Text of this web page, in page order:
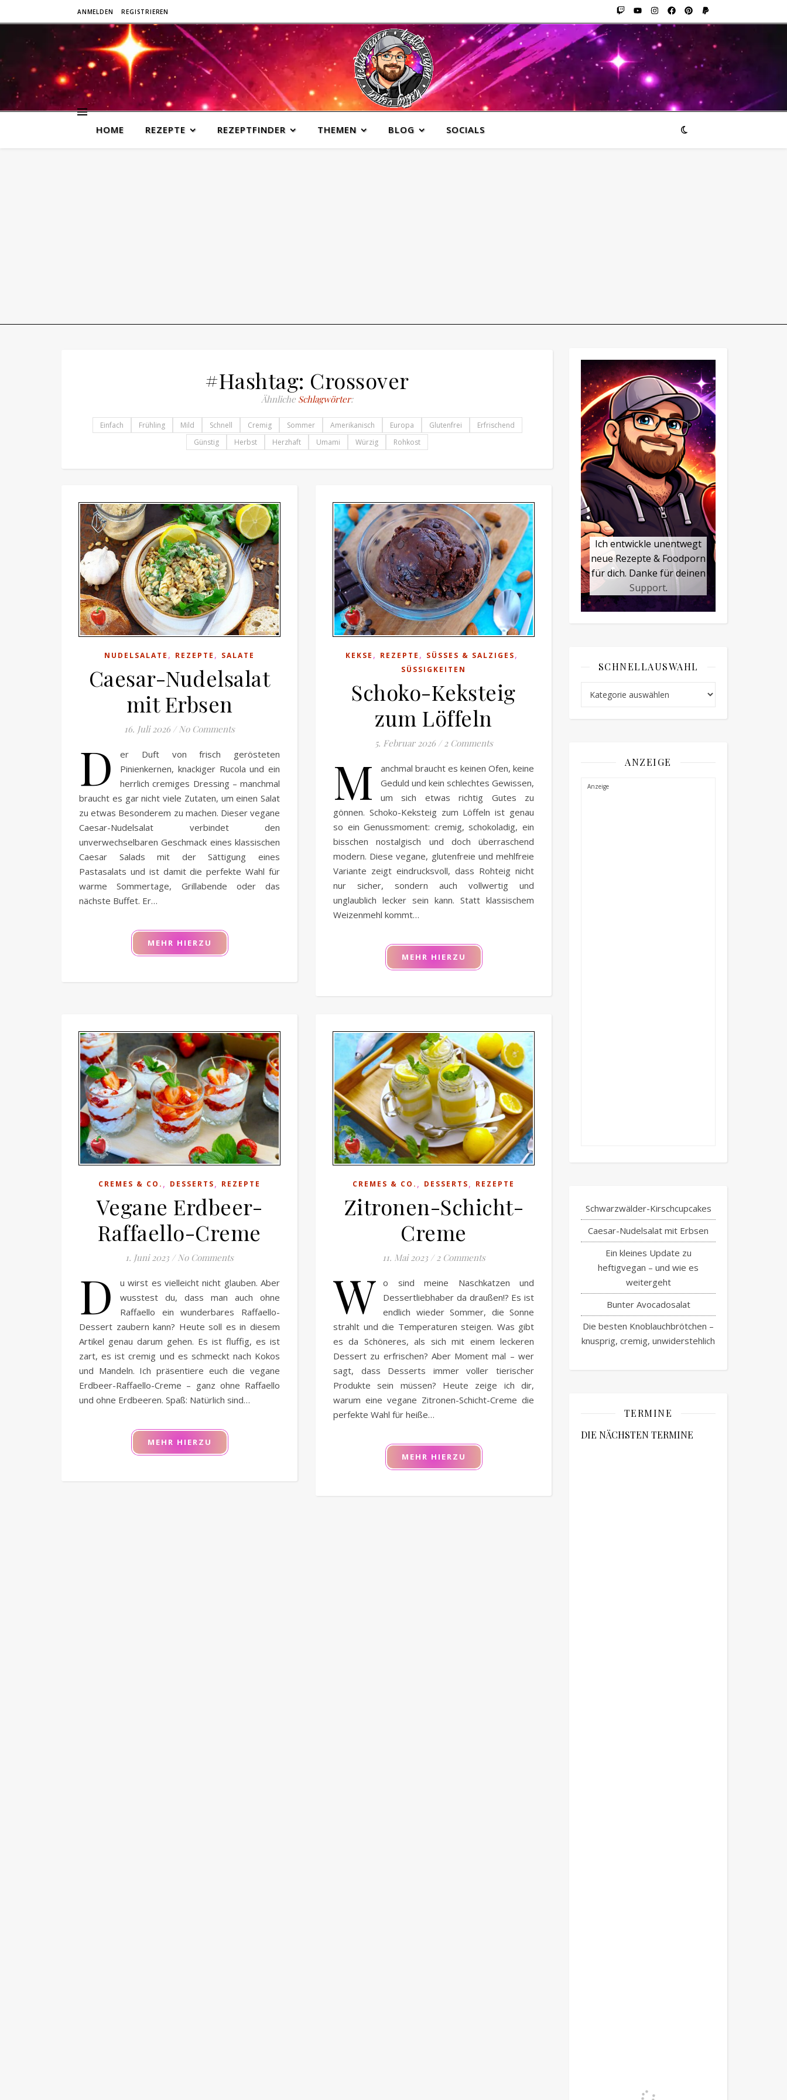
ANMELDEN REGISTRIEREN
HOME REZEPTE REZEPTFINDER THEMEN BLOG SOCIALS
#Hashtag: Crossover
Ähnliche Schlagwörter:
Einfach Frühling Mild Schnell Cremig Sommer Amerikanisch Europa Glutenfrei
Erfrischend
Günstig
Herbst Herzhaft Umami Würzig Rohkost
NUDELSALATE , REZEPTE , SALATE
Caesar-Nudelsalat
mit Erbsen
16. Juli 2026 / No Comments
D
er Duft von frisch gerösteten
Pinienkernen, knackiger Rucola und ein
herrlich cremiges Dressing – manchmal
braucht es gar nicht viele Zutaten, um einen Salat
zu etwas Besonderem zu machen. Dieser vegane
Caesar-Nudelsalat verbindet den
unverwechselbaren Geschmack eines klassischen
Caesar Salads mit der Sättigung eines
Pastasalats und ist damit die perfekte Wahl für
warme Sommertage, Grillabende oder das
nächste Buffet. Er…
MEHR HIERZU
KEKSE , REZEPTE , SÜSSES & SALZIGES ,
SÜSSIGKEITEN
Schoko-Keksteig
zum Löffeln
5. Februar 2026 / 2 Comments
M
anchmal braucht es keinen Ofen, keine
Geduld und kein schlechtes Gewissen,
um sich etwas richtig Gutes zu
gönnen. Schoko-Keksteig zum Löffeln ist genau
so ein Genussmoment: cremig, schokoladig, ein
bisschen nostalgisch und doch überraschend
modern. Diese vegane, glutenfreie und mehlfreie
Variante zeigt eindrucksvoll, dass Rohteig nicht
nur sicher, sondern auch vollwertig und
unglaublich lecker sein kann. Statt klassischem
Weizenmehl kommt…
MEHR HIERZU
CREMES & CO. , DESSERTS, REZEPTE
Vegane Erdbeer-
Raffaello-Creme
1. Juni 2023 / No Comments
D
u wirst es vielleicht nicht glauben. Aber
wusstest du, dass man auch ohne
Raffaello ein wunderbares Raffaello-
Dessert zaubern kann? Heute soll es in diesem
Artikel genau darum gehen. Es ist fluffig, es ist
zart, es ist cremig und es schmeckt nach Kokos
und Mandeln. Ich präsentiere euch die vegane
Erdbeer-Raffaello-Creme – ganz ohne Raffaello
und ohne Erdbeeren. Spaß: Natürlich sind…
MEHR HIERZU
CREMES & CO. , DESSERTS, REZEPTE
Zitronen-Schicht-
Creme
11. Mai 2023 / 2 Comments
W o sind meine Naschkatzen und
Dessertliebhaber da draußen!? Es ist
endlich wieder Sommer, die Sonne
strahlt und die Temperaturen steigen. Was gibt
es da Schöneres, als sich mit einem leckeren
Dessert zu erfrischen? Aber Moment mal – wer
sagt, dass Desserts immer voller tierischer
Produkte sein müssen? Heute zeige ich dir,
warum eine vegane Zitronen-Schicht-Creme die
perfekte Wahl für heiße…
MEHR HIERZU
Ich entwickle unentwegt
neue Rezepte & Foodporn
für dich. Danke für deinen
Support.
SCHNELLAUSWAHL
ANZEIGE
Schwarzwälder-Kirschcupcakes
Caesar-Nudelsalat mit Erbsen
Ein kleines Update zu
heftigvegan – und wie es
weitergeht
Bunter Avocadosalat
Die besten Knoblauchbrötchen –
knusprig, cremig, unwiderstehlich
TERMINE
DIE NÄCHSTEN TERMINE